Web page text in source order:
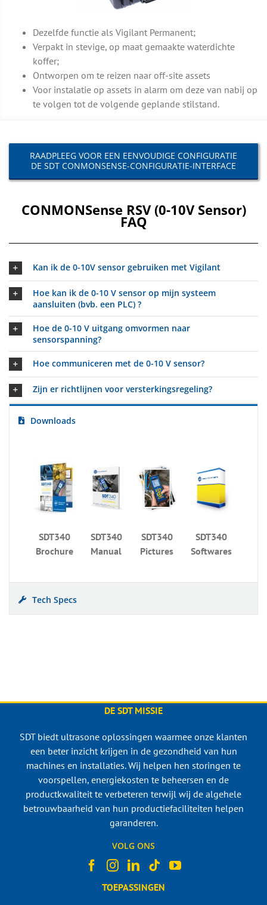
Dezelfde functie als Vigilant Permanent;
Verpakt in stevige, op maat gemaakte waterdichte
koffer;
Ontworpen om te reizen naar off-site assets
Voor instalatie op assets in alarm om deze van nabij op
te volgen tot de volgende geplande stilstand.
RAADPLEEG VOOR EEN EENVOUDIGE CONFIGURATIE
DE SDT CONMONSENSE-CONFIGURATIE-INTERFACE
CONMONSense RSV (0-10V Sensor)
FAQ
Kan ik de 0-10V sensor gebruiken met Vigilant
Hoe kan ik de 0-10 V sensor op mijn systeem
aansluiten (bvb. een PLC) ?
Hoe de 0-10 V uitgang omvormen naar
sensorspanning?
Hoe communiceren met de 0-10 V sensor?
Zijn er richtlijnen voor versterkingsregeling?
Downloads
SDT340
Brochure
SDT340
Manual
SDT340
Pictures
SDT340
Softwares
Tech Specs
DE SDT MISSIE
SDT biedt ultrasone oplossingen waarmee onze klanten
een beter inzicht krijgen in de gezondheid van hun
machines en installaties. Wij helpen hen storingen te
voorspellen, energiekosten te beheersen en de
productkwaliteit te verbeteren terwijl wij de algehele
betrouwbaarheid van hun productiefaciliteiten helpen
garanderen.
VOLG ONS
TOEPASSINGEN